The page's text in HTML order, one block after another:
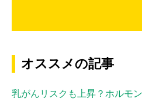
オススメの記事
乳がんリスクも上昇？ホルモ